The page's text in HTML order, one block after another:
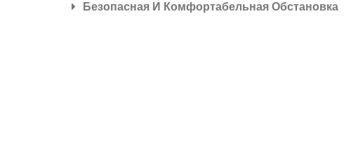
Безопасная И Комфортабельная Обстановка